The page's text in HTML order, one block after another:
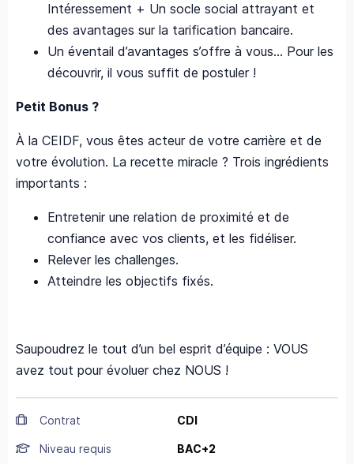
Intéressement + Un socle social attrayant et
des avantages sur la tarification bancaire.
Un éventail d’avantages s’offre à vous… Pour les
découvrir, il vous suffit de postuler !
Petit Bonus ?
À la CEIDF, vous êtes acteur de votre carrière et de
votre évolution. La recette miracle ? Trois ingrédients
importants :
Entretenir une relation de proximité et de
confiance avec vos clients, et les fidéliser.
Relever les challenges.
Atteindre les objectifs fixés.
Saupoudrez le tout d’un bel esprit d’équipe : VOUS
avez tout pour évoluer chez NOUS !
Contrat CDI
Niveau requis BAC+2